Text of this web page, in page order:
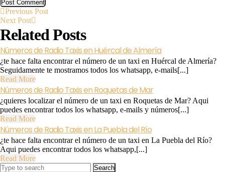
Post
navigation
Previous PostPrevious
Next Post
Post
Related Posts
Números de Radio Taxis en Huércal de Almería
¿te hace falta encontrar el número de un taxi en Huércal de Almería?
Seguidamente te mostramos todos los whatsapp, e-mails[...]
Read MoreRead
More
Números de Radio Taxis en Roquetas de Mar
¿quieres localizar el número de un taxi en Roquetas de Mar? Aqui
puedes encontrar todos los whatsapp, e-mails y números[...]
Read MoreRead
More
Números de Radio Taxis en La Puebla del Río
¿te hace falta encontrar el número de un taxi en La Puebla del Río?
Aqui puedes encontrar todos los whatsapp,[...]
Read MoreRead
More
Search